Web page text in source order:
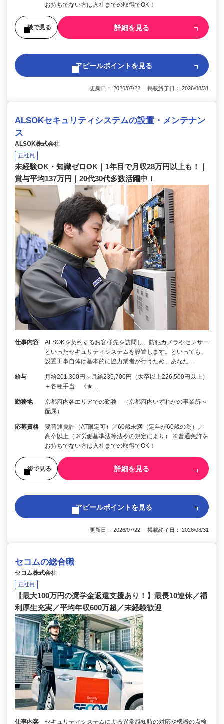
お持ちでない方は入社までの取得でOK！
後で見る 詳細を見る
アピールポイントを見る
更新日： 2026/07/22 掲載終了日： 2026/08/31
ALSOKセキュリティシステムの設置・メンテナン
ス
ALSOK株式会社
正社員
未経験OK・知識ゼロOK｜1年目で月収28万円以上も！｜
賞与平均137万円｜20代30代多数活躍中！
仕事内容
ALSOKを契約するお客様先を訪問し、防犯カメラやセンサー
といったセキュリティシステムを設置します。といっても、
設置工事自体は基本的に協力業者が行うため、あなた…
給与
月給201,300円～月給235,700円（大卒以上226,500円以上）
＋各種手当 《★…
勤務地
京都府内各エリアでの勤務 （京都府内いずれかの事業所へ
配属）
応募資格
要普通免許（AT限定可）／60歳未満（定年が60歳の為）／
高卒以上（※労働基準法等法令の規定により） ※普通免許を
お持ちでない方は入社までの取得でOK！
後で見る 詳細を見る
アピールポイントを見る
更新日： 2026/07/22 掲載終了日： 2026/08/31
セコムの総合職
セコム株式会社
正社員
【最大100万円の奨学金返還支援あり！】最長10連休／福
利厚生充実／平均年収600万超／未経験歓迎
仕事内容 セキュリティシステムによる異常感知時の対応や機器の点検